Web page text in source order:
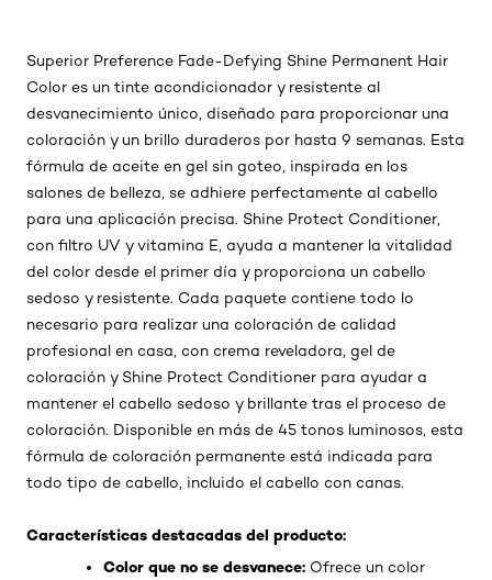
Superior Preference Fade-Defying Shine Permanent Hair
Color es un tinte acondicionador y resistente al
desvanecimiento único, diseñado para proporcionar una
coloración y un brillo duraderos por hasta 9 semanas. Esta
fórmula de aceite en gel sin goteo, inspirada en los
salones de belleza, se adhiere perfectamente al cabello
para una aplicación precisa. Shine Protect Conditioner,
con filtro UV y vitamina E, ayuda a mantener la vitalidad
del color desde el primer día y proporciona un cabello
sedoso y resistente. Cada paquete contiene todo lo
necesario para realizar una coloración de calidad
profesional en casa, con crema reveladora, gel de
coloración y Shine Protect Conditioner para ayudar a
mantener el cabello sedoso y brillante tras el proceso de
coloración. Disponible en más de 45 tonos luminosos, esta
fórmula de coloración permanente está indicada para
todo tipo de cabello, incluido el cabello con canas.
Características destacadas del producto:
Color que no se desvanece: Ofrece un color